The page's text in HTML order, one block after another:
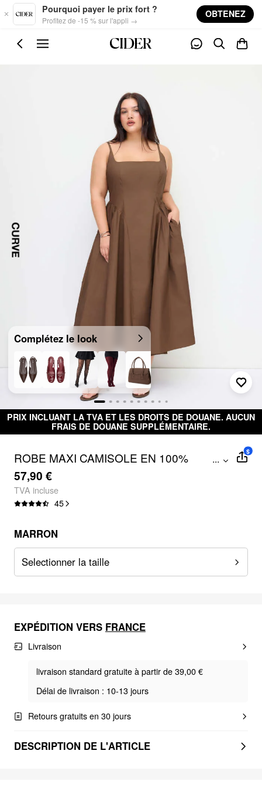
Skip to main content
Pourquoi payer le prix fort ?
Profitez de -15 % sur l'appli →
OBTENEZ
Complétez le look
PRIX INCLUANT LA TVA ET LES DROITS DE DOUANE. AUCUN
FRAIS DE DOUANE SUPPLÉMENTAIRE.
ROBE MAXI CAMISOLE EN 100%
COTON, COL EN U, PLISSÉE,
BORDURE FRONCÉE CURVE & PLUS
...
57,90 €
TVA incluse
45
$
MARRON
Selectionner la taille
EXPÉDITION VERS FRANCE
Livraison
livraison standard gratuite à partir de 39,00 €
Délai de livraison : 10-13 jours
Retours gratuits en 30 jours
DESCRIPTION DE L'ARTICLE